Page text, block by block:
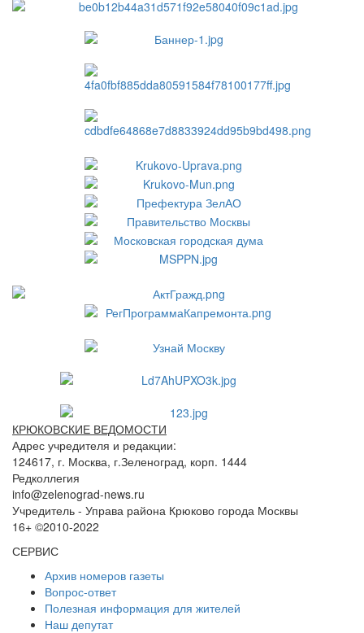
КРЮКОВСКИЕ ВЕДОМОСТИ
Адрес учредителя и редакции:
124617, г. Москва, г.Зеленоград, корп. 1444
Редколлегия
info@zelenograd-news.ru
Учредитель - Управа района Крюково города Москвы
16+ ©2010-2022
СЕРВИС
Архив номеров газеты
Вопрос-ответ
Полезная информация для жителей
Наш депутат